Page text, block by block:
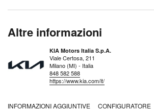
Altre informazioni
KIA Motors Italia S.p.A.
Viale Certosa, 211
Milano (MI) - Italia
848 582 588
https://www.kia.com/it/
INFORMAZIONI AGGIUNTIVE CONFIGURATORE